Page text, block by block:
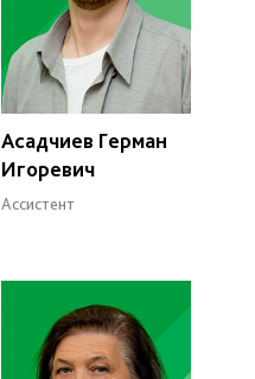
Асадчиев Герман
Игоревич
Ассистент